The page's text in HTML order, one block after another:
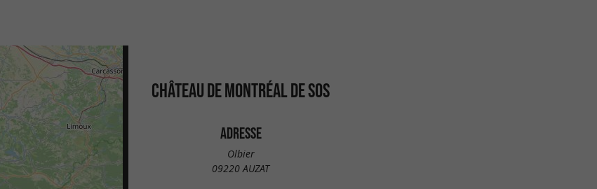
CHÂTEAU DE MONTRÉAL DE SOS
ADRESSE
Olbier
09220 AUZAT